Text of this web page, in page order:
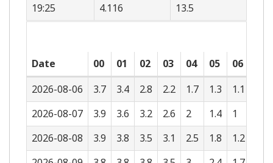
19:25
4.116 13.5
Date 00 01 02 03 04 05 06
2026-08-06
3.7 3.4 2.8 2.2 1.7 1.3 1.1
2026-08-07
3.9 3.6 3.2 2.6 2 1.4 1
2026-08-08
3.9 3.8 3.5 3.1 2.5 1.8 1.2